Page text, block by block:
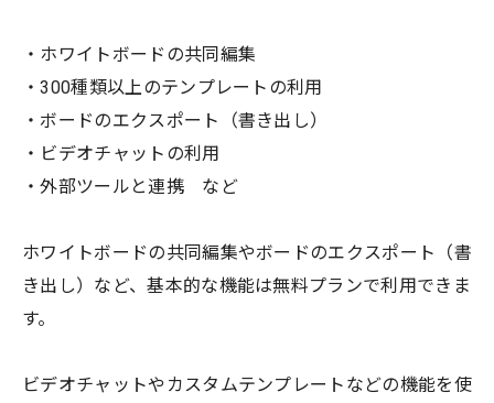
・ホワイトボードの共同編集
・300種類以上のテンプレートの利用
・ボードのエクスポート（書き出し）
・ビデオチャットの利用
・外部ツールと連携 など
ホワイトボードの共同編集やボードのエクスポート（書
き出し）など、基本的な機能は無料プランで利用できま
す。
ビデオチャットやカスタムテンプレートなどの機能を使